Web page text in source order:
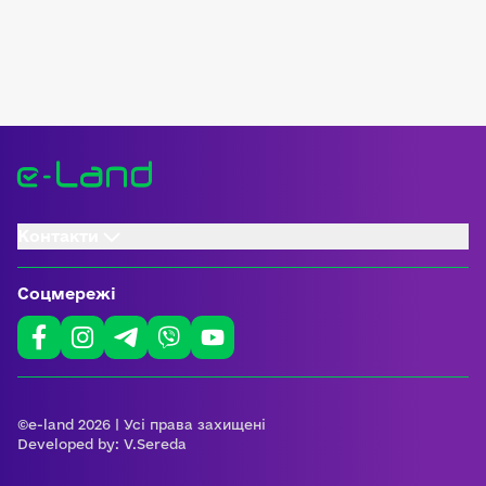
Соцмережі
©e-land 2026 | Усі права захищені
Developed by: V.Sereda